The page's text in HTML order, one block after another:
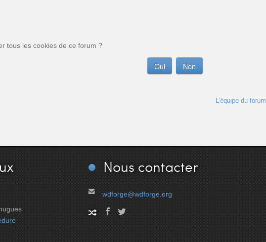
tous les cookies de ce forum ?
L’équipe du forum
Nous contacter
wdforge@wdforge.org